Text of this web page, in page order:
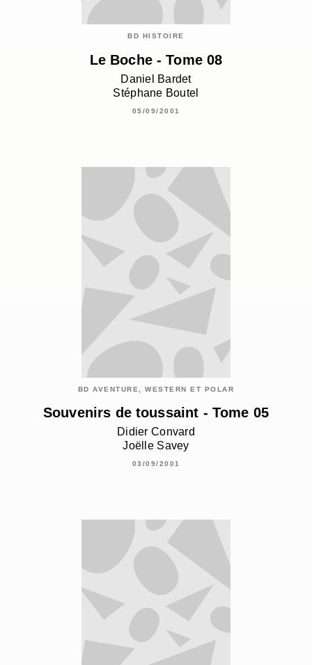
BD HISTOIRE
Le Boche - Tome 08
Daniel Bardet
Stéphane Boutel
05/09/2001
BD AVENTURE, WESTERN ET POLAR
Souvenirs de toussaint - Tome 05
Didier Convard
Joëlle Savey
03/09/2001